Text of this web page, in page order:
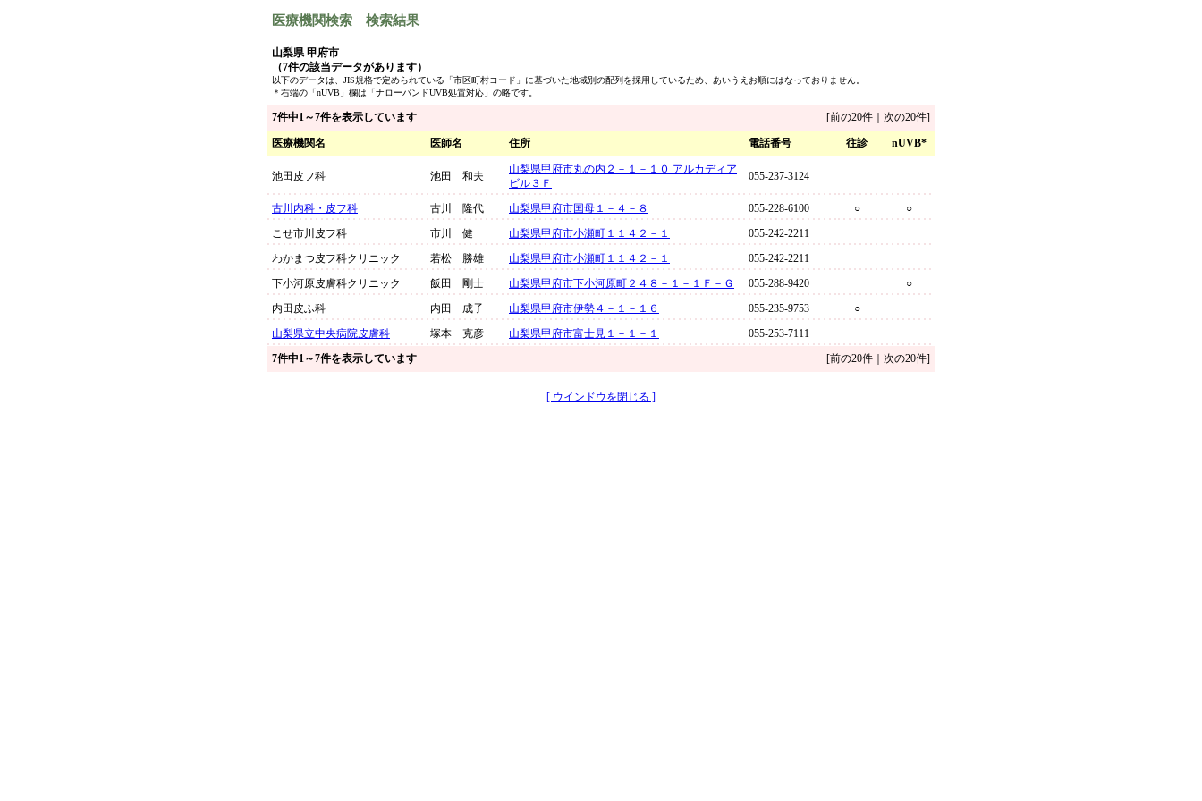
医療機関検索 検索結果
山梨県 甲府市
（7件の該当データがあります）
以下のデータは、JIS規格で定められている「市区町村コード」に基づいた地域別の配列を採用しているため、あいうえお順にはなっておりません。
＊右端の「nUVB」欄は「ナローバンドUVB処置対応」の略です。
7件中1～7件を表示しています [前の20件｜次の20件]
医療機関名 医師名 住所 電話番号 往診 nUVB*
池田皮フ科 池田 和夫
山梨県甲府市丸の内２－１－１０ アルカディア
ビル３Ｆ
055-237-3124
古川内科・皮フ科 古川 隆代 山梨県甲府市国母１－４－８ 055-228-6100 ○
○
こせ市川皮フ科
市川 健 山梨県甲府市小瀬町１１４２－１
055-242-2211
わかまつ皮フ科クリニック
若松 勝雄 山梨県甲府市小瀬町１１４２－１
055-242-2211
下小河原皮膚科クリニック
飯田 剛士 山梨県甲府市下小河原町２４８－１－１Ｆ－Ｇ 055-288-9420
○
内田皮ふ科
内田 成子 山梨県甲府市伊勢４－１－１６ 055-235-9753
○
山梨県立中央病院皮膚科
塚本 克彦 山梨県甲府市富士見１－１－１
055-253-7111
7件中1～7件を表示しています
[前の20件｜次の20件]
[ ウインドウを閉じる ]